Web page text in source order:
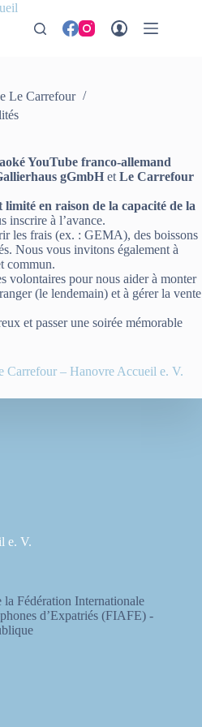
Le Carrefour
YouTube franco-allemand
gGmbH et Le Carrefour
en raison de la capacité de la
inscrire à l’avance.
les frais (ex. : GEMA), des boissons
Nous vous invitons également à
commun.
volontaires pour nous aider à monter
(le lendemain) et à gérer la vente
et passer une soirée mémorable
Carrefour – Hanovre Accueil e. V.
e. V.
la Fédération Internationale
d’Expatriés (FIAFE) -